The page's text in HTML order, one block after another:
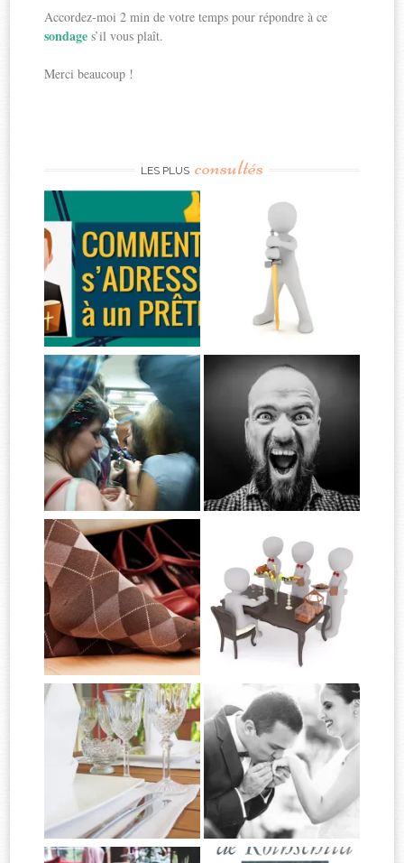
Accordez-moi 2 min de votre temps pour répondre à ce
sondages’il vous plaît.
Merci beaucoup !
LES PLUS consultés